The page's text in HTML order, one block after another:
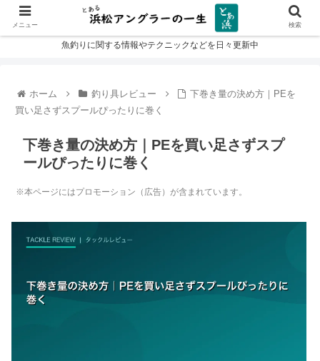
魚釣りに関する情報やテクニックなどを日々更新中
ホーム 釣り具レビュー
下巻き量の決め方｜PEを
買い足さずスプールぴったりに巻く
下巻き量の決め方｜PEを買い足さずスプ
ールぴったりに巻く
※本ページにはプロモーション（広告）が含まれています。
メニュー 検索